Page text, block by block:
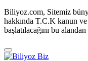
Biliyoz.com, Sitemiz
hakkında T.C.K kanun
başlatılacağını bu